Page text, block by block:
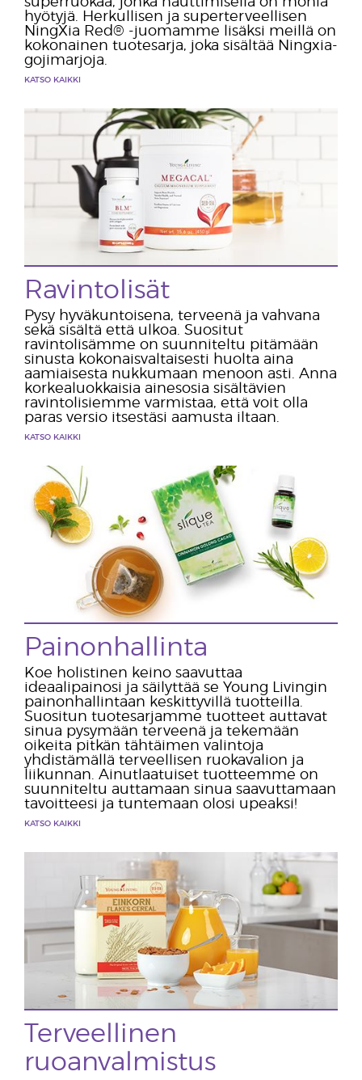
hyötyjä. Herkullisen ja superterveellisen
NingXia Red® -juomamme lisäksi meillä on
kokonainen tuotesarja, joka sisältää Ningxia-
gojimarjoja.
KATSO KAIKKI
Ravintolisät
Pysy hyväkuntoisena, terveenä ja vahvana
sekä sisältä että ulkoa. Suositut
ravintolisämme on suunniteltu pitämään
sinusta kokonaisvaltaisesti huolta aina
aamiaisesta nukkumaan menoon asti. Anna
korkealuokkaisia ainesosia sisältävien
ravintolisiemme varmistaa, että voit olla
paras versio itsestäsi aamusta iltaan.
KATSO KAIKKI
Painonhallinta
Koe holistinen keino saavuttaa
ideaalipainosi ja säilyttää se Young Livingin
painonhallintaan keskittyvillä tuotteilla.
Suositun tuotesarjamme tuotteet auttavat
sinua pysymään terveenä ja tekemään
oikeita pitkän tähtäimen valintoja
yhdistämällä terveellisen ruokavalion ja
liikunnan. Ainutlaatuiset tuotteemme on
suunniteltu auttamaan sinua saavuttamaan
tavoitteesi ja tuntemaan olosi upeaksi!
KATSO KAIKKI
Terveellinen
ruoanvalmistus